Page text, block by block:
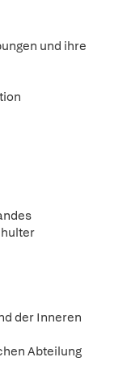
und ihre
der Inneren
Abteilung